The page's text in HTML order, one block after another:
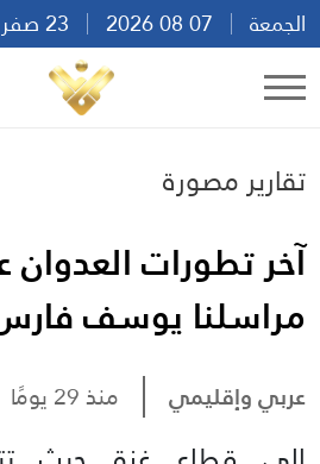
الجمعة
تقارير مصورة
آخر تطورات
مراسلنا يوسف
عربي وإقليمي منذ 29 يومًا